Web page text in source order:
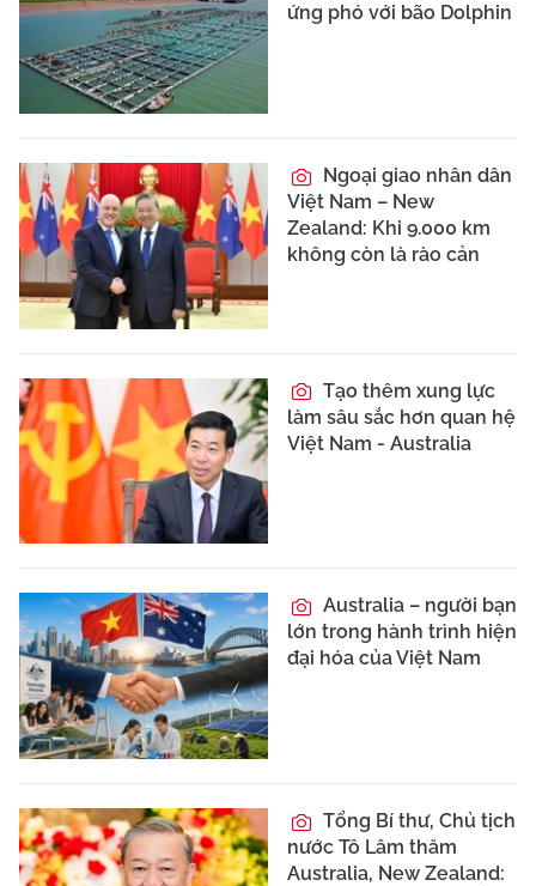
ứng phó với bão Dolphin
Ngoại giao nhân dân
Việt Nam – New
Zealand: Khi 9.000 km
không còn là rào cản
Tạo thêm xung lực
làm sâu sắc hơn quan hệ
Việt Nam - Australia
Australia – người bạn
lớn trong hành trình hiện
đại hóa của Việt Nam
Tổng Bí thư, Chủ tịch
nước Tô Lâm thăm
Australia, New Zealand: